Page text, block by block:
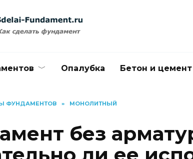
Опалубка Бетон и цемент
ФУНДАМЕНТОВ » МОНОЛИТНЫЙ
без